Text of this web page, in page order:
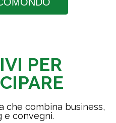
diretto
PER
che combina business,
e convegni.